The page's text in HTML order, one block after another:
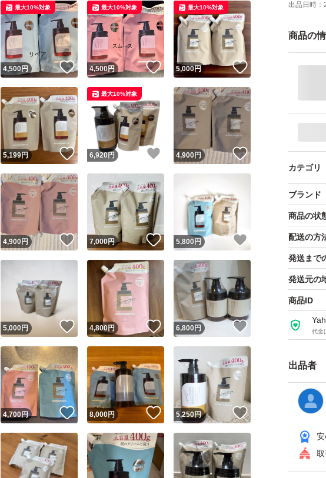
セット/
香り：柑
出品日時：
商品の
カテゴリ
ブランド
商品の状
配送の方
発送まで
発送元の
商品ID
代金
出品者
ね！
4,500円 いいね！
最大10%対象
4,500円 いいね！
最大10%対象
5,000円
最大10%対象
いね！
5,199円 いいね！
6,920 円 いいね！
最大10%対象
4,900円 いいね！
ね！
4,900円 いいね！
7,000円 いいね！
5,800 円
ね！
5,000円 いいね！
4,800円 いいね！
6,800 円
ね！
4,700円 いいね！
8,000円 いいね！
5,250円 いいね！